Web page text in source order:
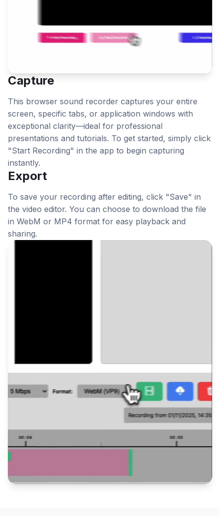
Capture
This browser sound recorder captures your entire
screen, specific tabs, or application windows with
exceptional clarity—ideal for professional
presentations and tutorials. To get started, simply click
"Start Recording" in the app to begin capturing
instantly.
Export
To save your recording after editing, click "Save" in
the video editor. You can choose to download the file
in WebM or MP4 format for easy playback and
sharing.